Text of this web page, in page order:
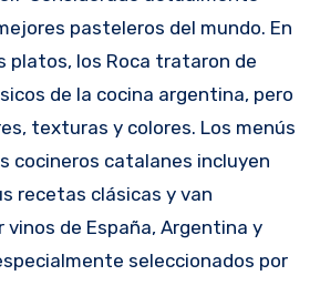
pasteleros del mundo. En
platos, los Roca trataron de
de la cocina argentina, pero
texturas y colores. Los menús
cocineros catalanes incluyen
recetas clásicas y van
vinos de España, Argentina y
seleccionados por